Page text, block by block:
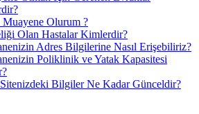
Muayene Olurum ?
Olan Hastalar Kimlerdir?
Adres Bilgilerine Nasıl Erişebiliriz?
Poliklinik ve Yatak Kapasitesi
Bilgiler Ne Kadar Günceldir?